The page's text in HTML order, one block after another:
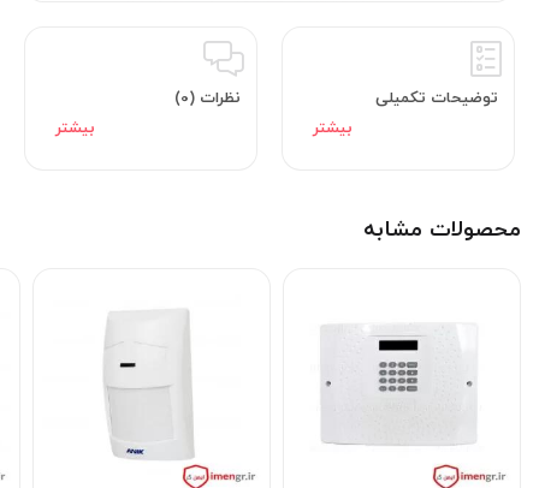
جداسازی انتن از سیستم کنترل از راه دور جهت بالا بردن
اطمینان برای ریموت و دستگاهای بیسیم
خروجی ۲۰ آمپری مجزا برای کنترل در بازکن
قابلیت نصب چهار اسپیکر خروجی جهت اعلام هشدار صوتی
۳ زون بی سیم – ۴ زون با سیم
توضیحات تکمیلی نظرات (0)
محصولات مشابه